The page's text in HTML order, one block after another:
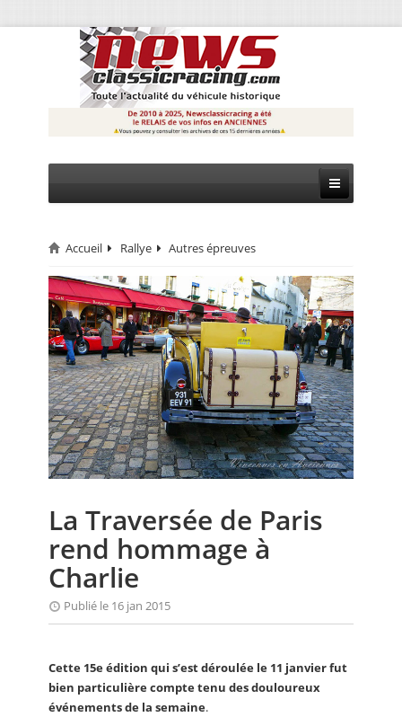
CIRCUIT
RALLYE
MONTAGNE
EVÈNEMENTS
CALENDRIER
FOCUS
ANNUAIRES
PETITES ANNONCES
Accueil Rallye Autres épreuves
La Traversée de Paris
rend hommage à
Charlie
Publié le 16 jan 2015
Cette 15e édition qui s’est déroulée le 11 janvier fut
bien particulière compte tenu des douloureux
événements de la semaine.